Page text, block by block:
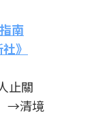
南
》
止關
→清境